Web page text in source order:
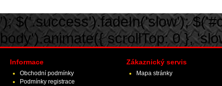
'); $('.success').fadeIn('slow');
body').animate({ scrollTop: 0 },
Informace
Obchodní podmínky
Podmínky registrace
Zákaznický servis
Mapa stránky